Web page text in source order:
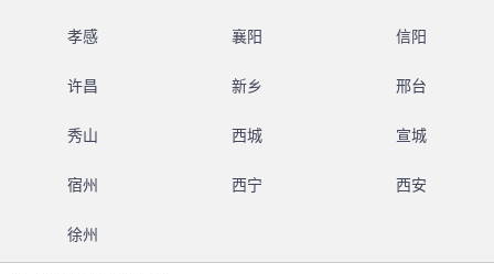
孝感 襄阳 信阳
许昌 新乡 邢台
秀山 西城 宣城
宿州 西宁 西安
徐州